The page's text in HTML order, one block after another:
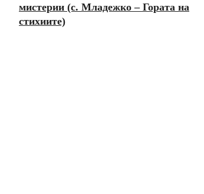
мистерии (с. Младежко – Гората на
стихиите)